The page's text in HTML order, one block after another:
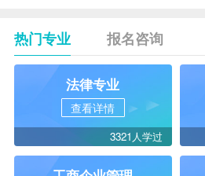
热门专业 报名咨询
法律专业
查看详情
3321人学过